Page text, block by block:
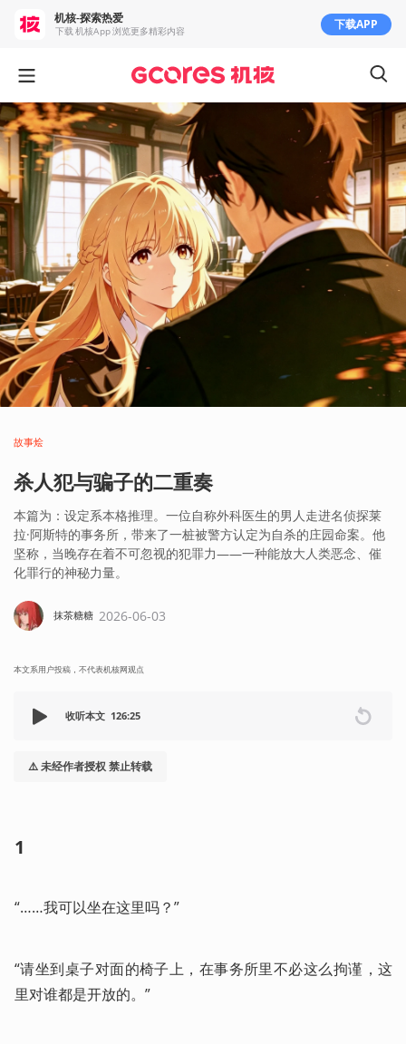
故事烩
杀人犯与骗子的二重奏
本篇为：设定系本格推理。一位自称外科医生的男人走进名侦探莱
拉·阿斯特的事务所，带来了一桩被警方认定为自杀的庄园命案。他
坚称，当晚存在着不可忽视的犯罪力——一种能放大人类恶念、催
化罪行的神秘力量。
抹茶糖糖 2026-06-03
本文系用户投稿，不代表机核网观点
收听本文 126:25
⚠️ 未经作者授权 禁止转载
1
“……我可以坐在这里吗？”
“请坐到桌子对面的椅子上，在事务所里不必这么拘谨，这
里对谁都是开放的。”
机核-探索热爱
下载 机核App 浏览更多精彩内容 下载APP